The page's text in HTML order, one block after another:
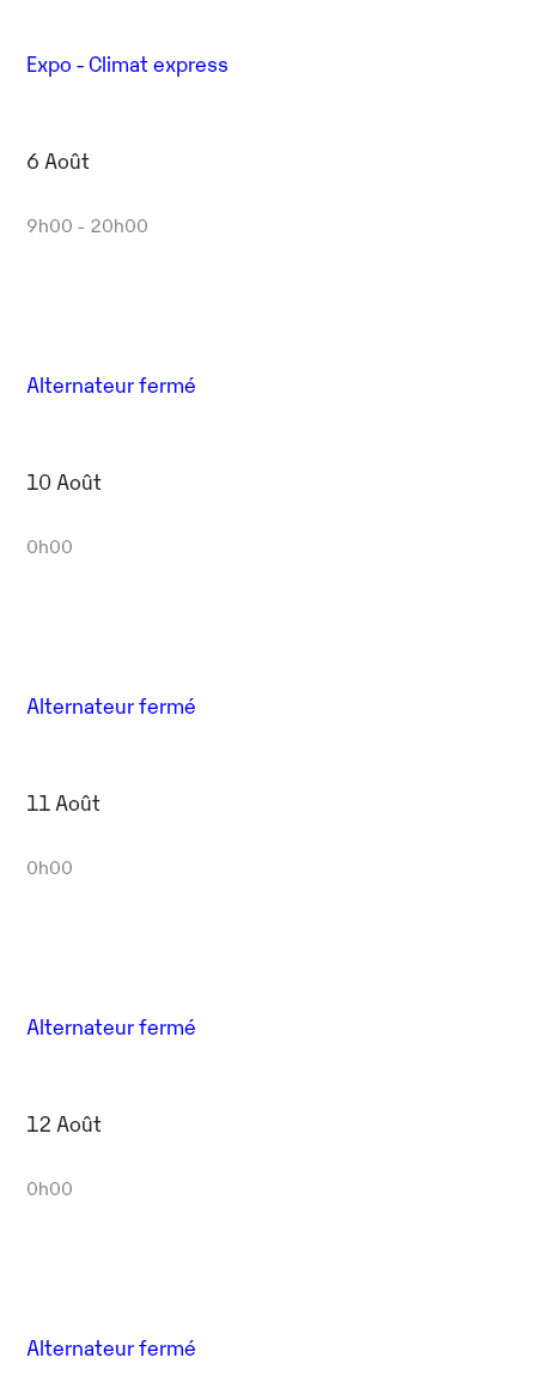
Expo - Climat express
6 Août
9h00 - 20h00
Alternateur fermé
10 Août
0h00
Alternateur fermé
11 Août
0h00
Alternateur fermé
12 Août
0h00
Alternateur fermé